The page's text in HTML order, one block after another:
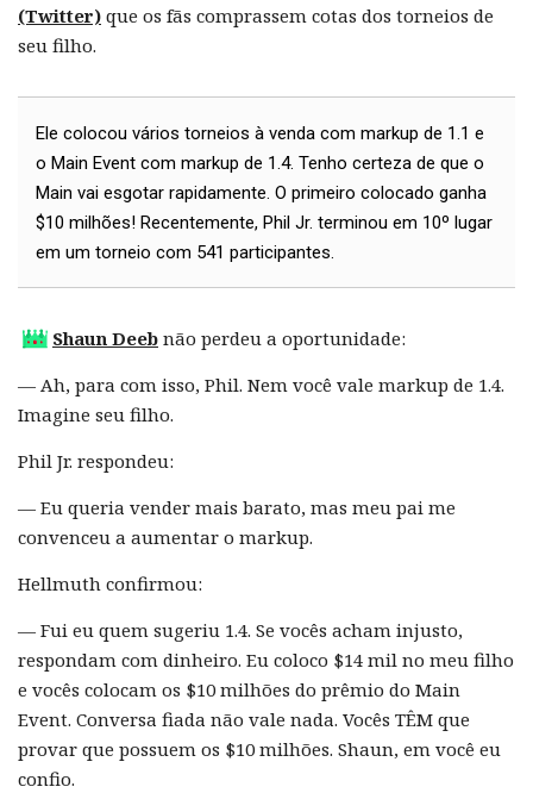
(Twitter) que os fãs comprassem cotas dos torneios de
seu filho.
Ele colocou vários torneios à venda com markup de 1.1 e
o Main Event com markup de 1.4. Tenho certeza de que o
Main vai esgotar rapidamente. O primeiro colocado ganha
$10 milhões! Recentemente, Phil Jr. terminou em 10º lugar
em um torneio com 541 participantes.
Shaun Deeb não perdeu a oportunidade:
— Ah, para com isso, Phil. Nem você vale markup de 1.4.
Imagine seu filho.
Phil Jr. respondeu:
— Eu queria vender mais barato, mas meu pai me
convenceu a aumentar o markup.
Hellmuth confirmou:
— Fui eu quem sugeriu 1.4. Se vocês acham injusto,
respondam com dinheiro. Eu coloco $14 mil no meu filho
e vocês colocam os $10 milhões do prêmio do Main
Event. Conversa fiada não vale nada. Vocês TÊM que
provar que possuem os $10 milhões. Shaun, em você eu
confio.